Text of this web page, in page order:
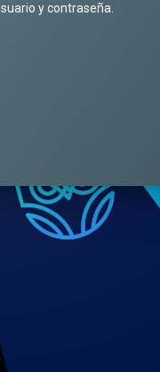
y contraseña.